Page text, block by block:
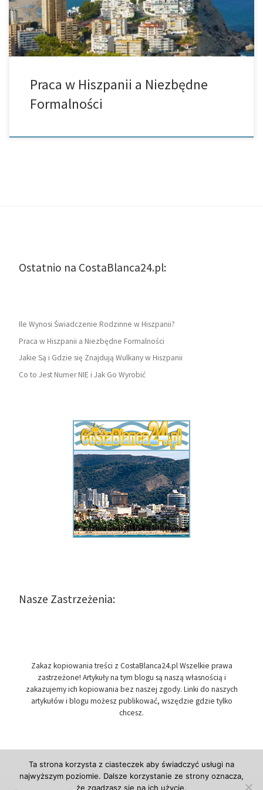
[…]
Praca w Hiszpanii a Niezbędne
Formalności
Ostatnio na CostaBlanca24.pl:
Ile Wynosi Świadczenie Rodzinne w Hiszpanii?
Praca w Hiszpanii a Niezbędne Formalności
Jakie Są i Gdzie się Znajdują Wulkany w Hiszpanii
Co to Jest Numer NIE i Jak Go Wyrobić
Nasze Zastrzeżenia:
Zakaz kopiowania treści z CostaBlanca24.pl Wszelkie prawa
zastrzeżone! Artykuły na tym blogu są naszą własnością i
zakazujemy ich kopiowania bez naszej zgody. Linki do naszych
artykułów i blogu możesz publikować, wszędzie gdzie tylko
chcesz.
Ta strona korzysta z ciasteczek aby świadczyć usługi na
najwyższym poziomie. Dalsze korzystanie ze strony oznacza,
że zgadzasz się na ich użycie.